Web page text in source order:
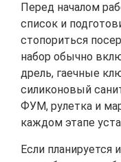
Перед началом
список и
стопориться
набор обычно
дрель, гаечные
силиконовый
ФУМ, рулетка и
каждом этапе
Если планируется